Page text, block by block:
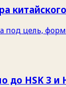
китайского
под цель,
до HSK 3 и